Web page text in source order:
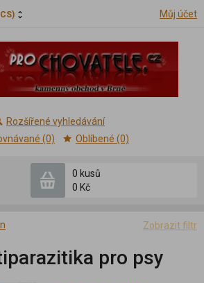
Můj účet
0 kusů
0 Kč
Rozšířené vyhledávání
(0)
Oblíbené (0)
Zobrazit filtr
pro psy